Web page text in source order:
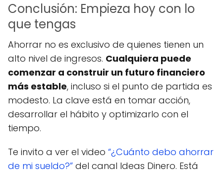
Conclusión: Empieza hoy con lo
que tengas
Ahorrar no es exclusivo de quienes tienen un
alto nivel de ingresos. Cualquiera puede
comenzar a construir un futuro financiero
más estable, incluso si el punto de partida es
modesto. La clave está en tomar acción,
desarrollar el hábito y optimizarlo con el
tiempo.
Te invito a ver el video “¿Cuánto debo ahorrar
de mi sueldo?” del canal Ideas Dinero. Está